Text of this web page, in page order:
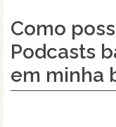
Como
Podcasts
em minha